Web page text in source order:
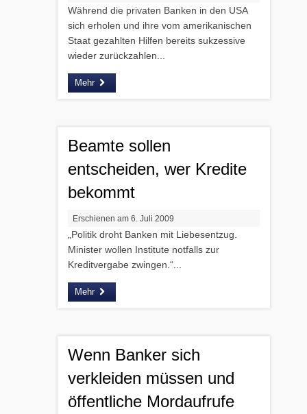
Während die privaten Banken in den USA
sich erholen und ihre vom amerikanischen
Staat gezahlten Hilfen bereits sukzessive
wieder zurückzahlen...
Mehr
Beamte sollen
entscheiden, wer Kredite
bekommt
Erschienen am 6. Juli 2009
„Politik droht Banken mit Liebesentzug.
Minister wollen Institute notfalls zur
Kreditvergabe zwingen.“...
Mehr
Wenn Banker sich
verkleiden müssen und
öffentliche Mordaufrufe